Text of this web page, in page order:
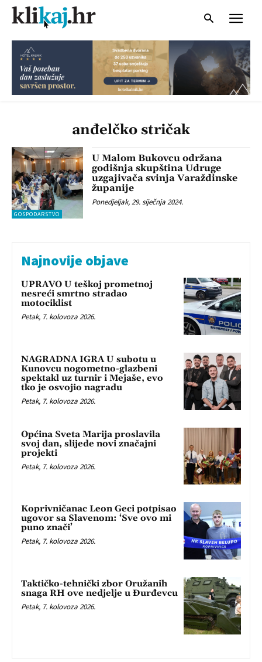
anđelčko stričak
GOSPODARSTVO
U Malom Bukovcu održana
godišnja skupština Udruge
uzgajivača svinja Varaždinske
županije
Ponedjeljak, 29. siječnja 2024.
Najnovije objave
UPRAVO U teškoj prometnoj
nesreći smrtno stradao
motociklist
Petak, 7. kolovoza 2026.
NAGRADNA IGRA U subotu u
Kunovcu nogometno-glazbeni
spektakl uz turnir i Mejaše, evo
tko je osvojio nagradu
Petak, 7. kolovoza 2026.
Općina Sveta Marija proslavila
svoj dan, slijede novi značajni
projekti
Petak, 7. kolovoza 2026.
Koprivničanac Leon Geci potpisao
ugovor sa Slavenom: ‘Sve ovo mi
puno znači’
Petak, 7. kolovoza 2026.
Taktičko-tehnički zbor Oružanih
snaga RH ove nedjelje u Đurđevcu
Petak, 7. kolovoza 2026.